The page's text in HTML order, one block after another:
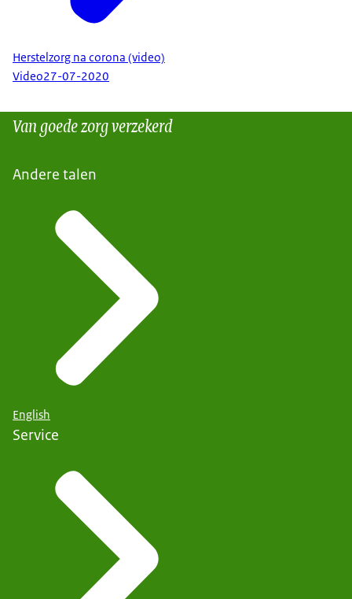
Als mensen na 6 maanden nog steeds klachten
sprake is van blijvende longschade of andere
lichamelijke schade, dan kan hij verwijzen voor
maanden. Als er sprake is van andere klachten,
zoals spierklachten en vermoeidheidsklachten,
eerste periode van 6 maanden. En dat mensen
bereikt. Maar er zullen mensen zijn die niet hun
oorspronkelijke niveau helemaal bereiken. Wij
denken niet dan verder behandelen met deze
behandelingen dan zinvol is.
Het is niet zo dat je per se positief getest moet zijn.
Bij mensen in het ziekenhuis is dat meestal wel het
geval geweest, maar in de thuissituatie was er in de
periode van maart tot mei bijvoorbeeld een groot
gebrek aan testen en zijn veel mensen dus niet
gevolgen zo ernstig zijn, dat deze zorg aangewezen
is.
Het is trouwens belangrijk om te vermelden, dat
een voorwaarde voor het krijgen van deze zorg
voor patiënten, is dat zij bereid zijn mee te doen
aan het onderzoek, dat op termijn de effecten van
Herstelzorg na corona (video)
Video27-07-2020
Van goede zorg verzekerd
Andere talen
English
Service